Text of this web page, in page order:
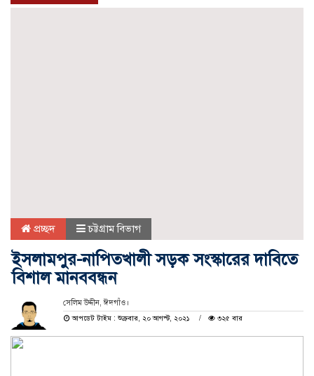
প্রচ্ছদ চট্টগ্রাম বিভাগ
ইসলামপুর-নাপিতখালী সড়ক সংস্কারের দাবিতে
বিশাল মানববন্ধন
সেলিম উদ্দীন, ঈদগাঁও।
আপডেট টাইম : শুক্রবার, ২০ আগস্ট, ২০২১
৩২৫ বার